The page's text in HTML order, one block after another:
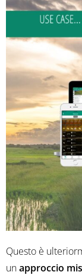
Questo è
unapproccio